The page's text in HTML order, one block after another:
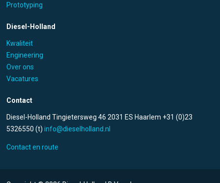
Prototyping
Diesel-Holland
Kwaliteit
Engineering
Over ons
Vacatures
Contact
Diesel-Holland Tingietersweg 46 2031 ES Haarlem +31 (0)23
5326550 (t)info@dieselholland.nl
Contact en route